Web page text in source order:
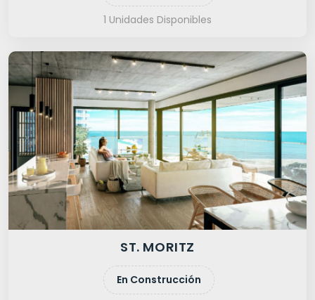
1 Unidades Disponibles
ST. MORITZ
En Construcción